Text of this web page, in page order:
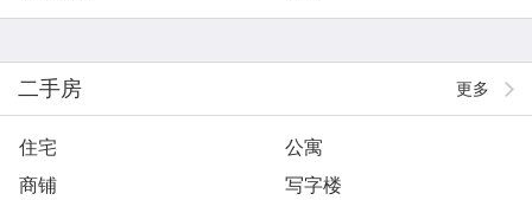
更多
二手房
住宅
公寓
商铺
写字楼